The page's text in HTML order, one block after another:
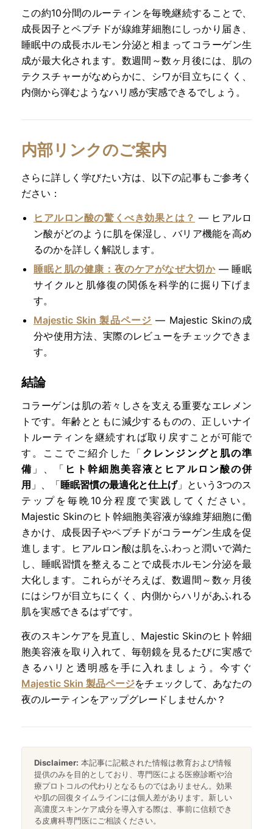
この約10分間のルーティンを毎晩継続することで、
成長因子とペプチドが線維芽細胞にしっかり届き、
睡眠中の成長ホルモン分泌と相まってコラーゲン生
成が最大化されます。数週間～数ヶ月後には、肌の
テクスチャーがなめらかに、シワが目立ちにくく、
内側から弾むようなハリ感が実感できるでしょう。
内部リンクのご案内
さらに詳しく学びたい方は、以下の記事もご参考く
ださい：
ヒアルロン酸の驚くべき効果とは？ — ヒアルロ
ン酸がどのように肌を保湿し、バリア機能を高め
るのかを詳しく解説します。
睡眠と肌の健康：夜のケアがなぜ大切か— 睡眠
サイクルと肌修復の関係を科学的に掘り下げま
す。
Majestic Skin 製品ページ — Majestic Skinの成
分や使用方法、実際のレビューをチェックできま
す。
結論
コラーゲンは肌の若々しさを支える重要なエレメン
トです。年齢とともに減少するものの、正しいナイ
トルーティンを継続すれば取り戻すことが可能で
す。ここでご紹介した「 クレンジングと肌の準
備 」、「 ヒト幹細胞美容液とヒアルロン酸の併
用 」、「睡眠習慣の最適化と仕上げ」という3つのス
テップを毎晩10分程度で実践してください。
Majestic Skinのヒト幹細胞美容液が線維芽細胞に働
きかけ、成長因子やペプチドがコラーゲン生成を促
進します。ヒアルロン酸は肌をふわっと潤いで満た
し、睡眠習慣を整えることで成長ホルモン分泌を最
大化します。これらがそろえば、数週間～数ヶ月後
にはシワが目立ちにくく、内側からハリがあふれる
肌を実感できるはずです。
夜のスキンケアを見直し、Majestic Skinのヒト幹細
胞美容液を取り入れて、毎朝鏡を見るたびに実感で
きるハリと透明感を手に入れましょう。今すぐ
Majestic Skin 製品ページをチェックして、あなたの
夜のルーティンをアップグレードしませんか？
Disclaimer: 本記事に記載された情報は教育および情報
提供のみを目的としており、専門医による医療診断や治
療プロトコルの代わりとなるものではありません。効果
や肌の回復タイムラインには個人差があります。新しい
高濃度スキンケア成分を導入する際は、事前に信頼でき
る皮膚科専門医にご相談ください。